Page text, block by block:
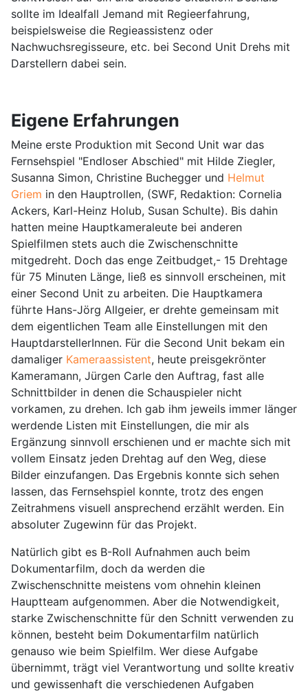
sollte im Idealfall Jemand mit Regieerfahrung,
beispielsweise die Regieassistenz oder
Nachwuchsregisseure, etc. bei Second Unit Drehs mit
Darstellern dabei sein.
Eigene Erfahrungen
Meine erste Produktion mit Second Unit war das
Fernsehspiel "Endloser Abschied" mit Hilde Ziegler,
Susanna Simon, Christine Buchegger und Helmut
Griem in den Hauptrollen, (SWF, Redaktion: Cornelia
Ackers, Karl-Heinz Holub, Susan Schulte). Bis dahin
hatten meine Hauptkameraleute bei anderen
Spielfilmen stets auch die Zwischenschnitte
mitgedreht. Doch das enge Zeitbudget,- 15 Drehtage
für 75 Minuten Länge, ließ es sinnvoll erscheinen, mit
einer Second Unit zu arbeiten. Die Hauptkamera
führte Hans-Jörg Allgeier, er drehte gemeinsam mit
dem eigentlichen Team alle Einstellungen mit den
HauptdarstellerInnen. Für die Second Unit bekam ein
damaliger Kameraassistent, heute preisgekrönter
Kameramann, Jürgen Carle den Auftrag, fast alle
Schnittbilder in denen die Schauspieler nicht
vorkamen, zu drehen. Ich gab ihm jeweils immer länger
werdende Listen mit Einstellungen, die mir als
Ergänzung sinnvoll erschienen und er machte sich mit
vollem Einsatz jeden Drehtag auf den Weg, diese
Bilder einzufangen. Das Ergebnis konnte sich sehen
lassen, das Fernsehspiel konnte, trotz des engen
Zeitrahmens visuell ansprechend erzählt werden. Ein
absoluter Zugewinn für das Projekt.
Natürlich gibt es B-Roll Aufnahmen auch beim
Dokumentarfilm, doch da werden die
Zwischenschnitte meistens vom ohnehin kleinen
Hauptteam aufgenommen. Aber die Notwendigkeit,
starke Zwischenschnitte für den Schnitt verwenden zu
können, besteht beim Dokumentarfilm natürlich
genauso wie beim Spielfilm. Wer diese Aufgabe
übernimmt, trägt viel Verantwortung und sollte kreativ
und gewissenhaft die verschiedenen Aufgaben